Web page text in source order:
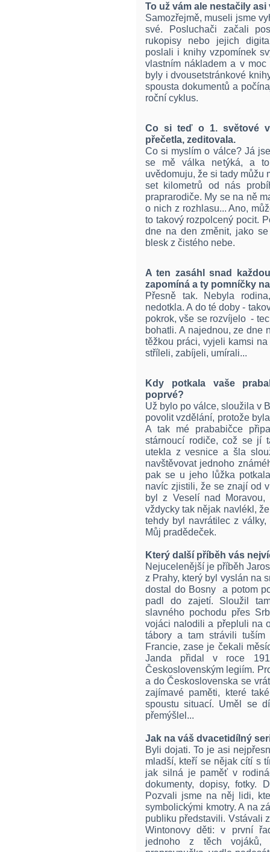
To už vám ale nestačily
Samozřejmě, museli jsme
své. Posluchači začali
rukopisy nebo jejich
poslali i knihy vzpomínek
vlastním nákladem a v
byly i dvousetstránkové
spousta dokumentů a
roční cyklus.
Co si teď o 1. světové
přečetla, zeditovala.
Co si myslím o válce? Já
se mě válka netýká, a
uvědomuju, že si tady můžu
set kilometrů od nás
praprarodiče. My se na ně
o nich z rozhlasu... Ano,
to takový rozpolcený pocit.
dne na den změnit, jako
blesk z čistého nebe.
A ten zasáhl snad
zapomíná a ty pomníčky
Přesně tak. Nebyla
nedotkla. A do té doby -
pokrok, vše se rozvíjelo -
bohatli. A najednou, ze dne
těžkou práci, vyjeli kamsi
stříleli, zabíjeli, umírali...
Kdy potkala vaše
poprvé?
Už bylo po válce, sloužila v
povolit vzdělání, protože
A tak mé prababičce
stárnoucí rodiče, což se jí
utekla z vesnice a šla
navštěvovat jednoho
pak se u jeho lůžka
navíc zjistili, že se znají od
byl z Veselí nad
vždycky tak nějak navlékl,
tehdy byl navrátilec z
Můj pradědeček.
Který další příběh vás
Nejucelenější je příběh
z Prahy, který byl vyslán na
dostal do Bosny a potom
padl do zajetí. Sloužil
slavného pochodu přes
vojáci nalodili a přepluli na
tábory a tam strávili
Francie, zase je čekali
Janda přidal v roce
Československým legiím.
a do Československa se
zajímavé paměti, které
spoustu situací. Uměl se
přemýšlel...
Jak na váš dvacetidílný
Byli dojati. To je asi
mladší, kteří se nějak cítí s
jak silná je paměť v
dokumenty, dopisy, fotky.
Pozvali jsme na něj lidi,
symbolickými kmotry. A na
publiku představili. Vstávali
Wintonovy děti: v první
jednoho z těch